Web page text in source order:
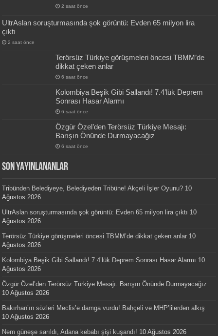
2 saat önce
UltrAslan soruşturmasında şok görüntü: Evden 65 milyon lira
çıktı
2 saat önce
Terörsüz Türkiye görüşmeleri öncesi TBMM’de
dikkat çeken anlar
6 saat önce
Kolombiya Beşik Gibi Sallandı! 7.4’lük Deprem
Sonrası Hasar Alarmı
6 saat önce
Özgür Özel’den Terörsüz Türkiye Mesajı:
Barışın Önünde Durmayacağız
6 saat önce
SON YAYINLANANLAR
Tribünden Belediyeye, Belediyeden Tribüne! Akçeli İşler Oyunu? 10
Ağustos 2026
UltrAslan soruşturmasında şok görüntü: Evden 65 milyon lira çıktı 10
Ağustos 2026
Terörsüz Türkiye görüşmeleri öncesi TBMM’de dikkat çeken anlar 10
Ağustos 2026
Kolombiya Beşik Gibi Sallandı! 7.4’lük Deprem Sonrası Hasar Alarmı 10
Ağustos 2026
Özgür Özel’den Terörsüz Türkiye Mesajı: Barışın Önünde Durmayacağız
10 Ağustos 2026
Bakırhan’ın sözleri Meclis’e damga vurdu! Bahçeli ve MHP’lilerden alkış
10 Ağustos 2026
Nem güneşe sarıldı, Adana kebabı şişi kuşandı! 10 Ağustos 2026